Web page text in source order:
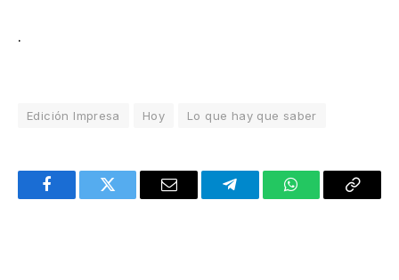
.
Edición Impresa Hoy Lo que hay que saber
FacebookTwitter Email TelegramWhatsAppCopy